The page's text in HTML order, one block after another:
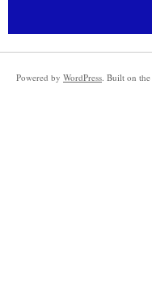
Powered by WordPress. Built on the